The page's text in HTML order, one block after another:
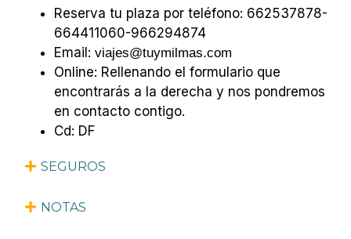
Reserva tu plaza por teléfono: 662537878-
664411060-966294874
Email:viajes@tuymilmas.com
Online: Rellenando el formulario que
encontrarás a la derechay nos pondremos
en contacto contigo.
Cd: DF
SEGUROS
NOTAS